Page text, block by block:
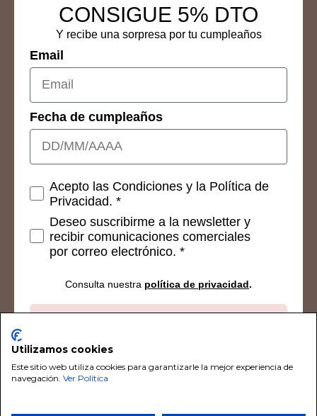
CONSIGUE 5% DTO
Y recibe una sorpresa por tu cumpleaños
Email
Fecha de cumpleaños
Consetimientos
Acepto las Condiciones y la Política de
Privacidad. *
Deseo suscribirme a la newsletter y
recibir comunicaciones comerciales
por correo electrónico. *
Consulta nuestra política de privacidad.
Utilizamos cookies
Este sitio web utiliza cookies para garantizarle la mejor experiencia de
navegación. Ver Política